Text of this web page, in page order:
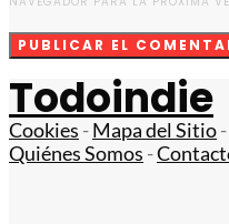
Todoindie
Cookies -Mapa del Sitio-
Quiénes Somos -